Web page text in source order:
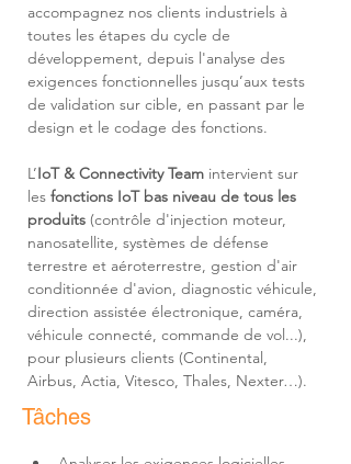
accompagnez nos clients industriels à
toutes les étapes du cycle de
développement, depuis l'analyse des
exigences fonctionnelles jusqu’aux tests
de validation sur cible, en passant par le
design et le codage des fonctions.
L’IoT & Connectivity Team intervient sur
les fonctions IoT bas niveau de tous les
produits (contrôle d'injection moteur,
nanosatellite, systèmes de défense
terrestre et aéroterrestre, gestion d'air
conditionnée d'avion, diagnostic véhicule,
direction assistée électronique, caméra,
véhicule connecté, commande de vol...),
pour plusieurs clients (Continental,
Airbus, Actia, Vitesco, Thales, Nexter…).
Tâches